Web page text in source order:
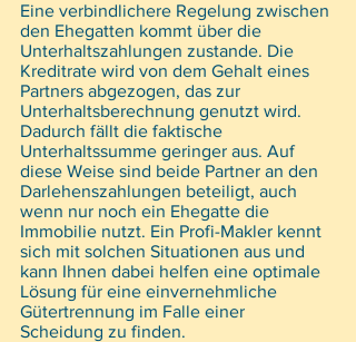
Eine verbindlichere Regelung zwischen
den Ehegatten kommt über die
Unterhaltszahlungen zustande. Die
Kreditrate wird von dem Gehalt eines
Partners abgezogen, das zur
Unterhaltsberechnung genutzt wird.
Dadurch fällt die faktische
Unterhaltssumme geringer aus. Auf
diese Weise sind beide Partner an den
Darlehenszahlungen beteiligt, auch
wenn nur noch ein Ehegatte die
Immobilie nutzt. Ein Profi-Makler kennt
sich mit solchen Situationen aus und
kann Ihnen dabei helfen eine optimale
Lösung für eine einvernehmliche
Gütertrennung im Falle einer
Scheidung zu finden.